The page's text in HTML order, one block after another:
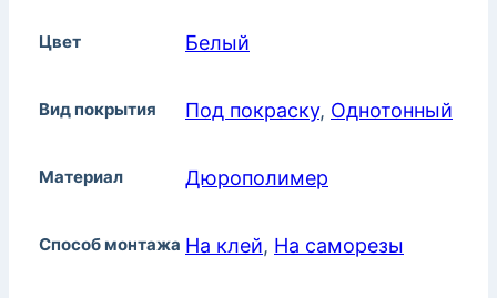
Цвет Белый
Вид покрытия Под покраску, Однотонный
Материал Дюрополимер
Способ монтажа На клей, На саморезы